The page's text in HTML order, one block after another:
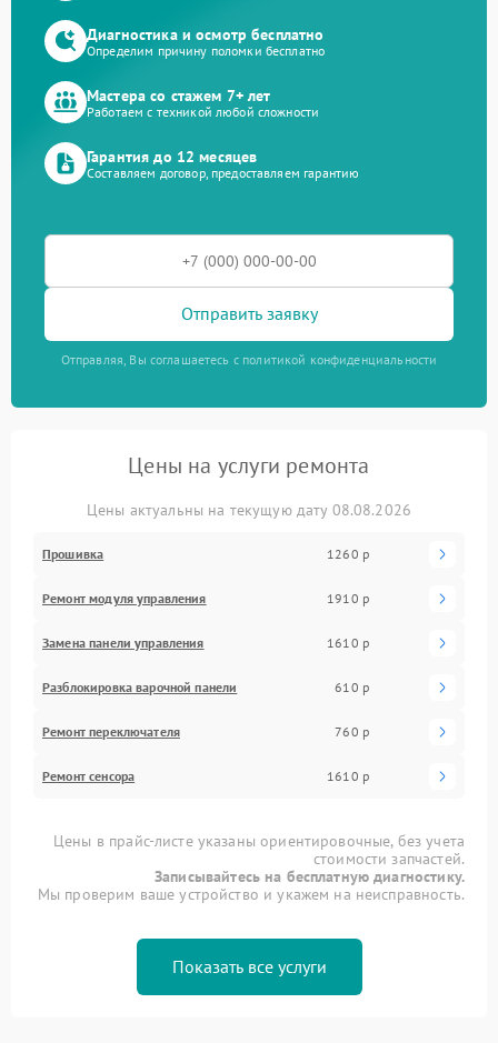
Диагностика и осмотр бесплатно
Определим причину поломки бесплатно
Мастера со стажем 7+ лет
Работаем с техникой любой сложности
Гарантия до 12 месяцев
Составляем договор, предоставляем гарантию
Отправить заявку
Отправляя, Вы соглашаетесь с политикой конфиденциальности
Цены на услуги ремонта
Цены актуальны на текущую дату 08.08.2026
Прошивка 1260 р
Ремонт модуля управления 1910 р
Замена панели управления 1610 р
Разблокировка варочной панели 610 р
Ремонт переключателя 760 р
Ремонт сенсора 1610 р
Цены в прайс-листе указаны ориентировочные, без учета
стоимости запчастей.
Записывайтесь на бесплатную диагностику.
Мы проверим ваше устройство и укажем на неисправность.
Показать все услуги